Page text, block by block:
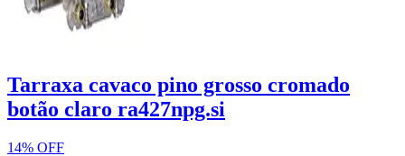
Tarraxa cavaco pino grosso cromado
botão claro ra427npg.si
14% OFF